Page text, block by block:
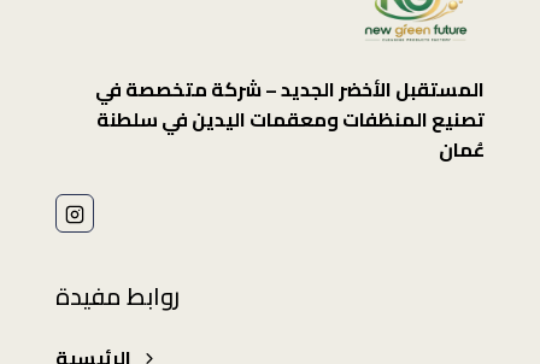
المستقبل الأخضر الجديد – شركة متخصصة في
تصنيع المنظفات ومعقمات اليدين في سلطنة
عُمان
روابط مفيدة